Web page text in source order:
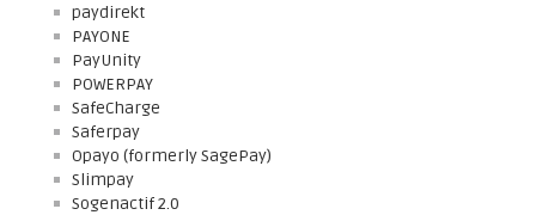
paydirekt
PAYONE
PayUnity
POWERPAY
SafeCharge
Saferpay
Opayo (formerly SagePay)
Slimpay
Sogenactif 2.0